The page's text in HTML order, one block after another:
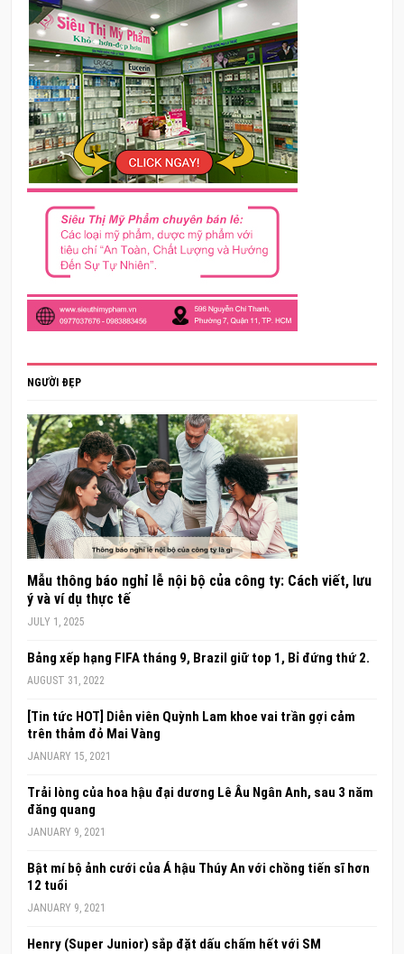
NGƯỜI ĐẸP
Mẫu thông báo nghỉ lễ nội bộ của công ty: Cách viết, lưu
ý và ví dụ thực tế
JULY 1, 2025
Bảng xếp hạng FIFA tháng 9, Brazil giữ top 1, Bỉ đứng thứ 2.
AUGUST 31, 2022
[Tin tức HOT] Diễn viên Quỳnh Lam khoe vai trần gợi cảm
trên thảm đỏ Mai Vàng
JANUARY 15, 2021
Trải lòng của hoa hậu đại dương Lê Âu Ngân Anh, sau 3 năm
đăng quang
JANUARY 9, 2021
Bật mí bộ ảnh cưới của Á hậu Thúy An với chồng tiến sĩ hơn
12 tuổi
JANUARY 9, 2021
Henry (Super Junior) sắp đặt dấu chấm hết với SM